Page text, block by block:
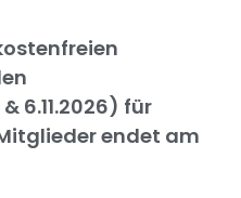
6.11.2026) für
endet am